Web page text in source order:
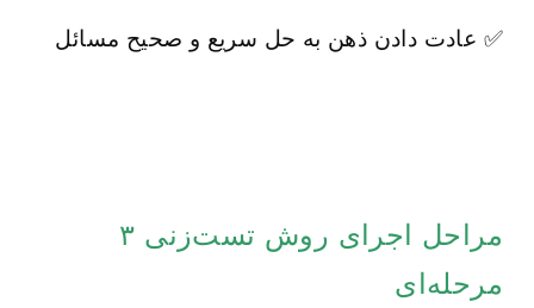
✅ عادت دادن ذهن به حل سریع و صحیح مسائل
مراحل اجرای روش تست‌زنی ۳
مرحله‌ای